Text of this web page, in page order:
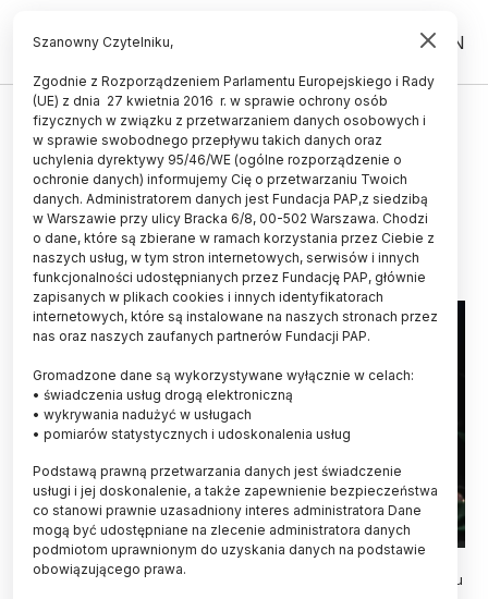
PL EN
UCZELNIE I INSTYTUCJE
Gowin: wybór uczelni badawczych
musi być transparentny
21.10.2019
aktualizacja: 21.10.2019
2 minuty czytania
Wicepremier, minister nauki i szkolnictwa wyższego Jarosław
Gowin (C) przemawia podczas uroczystego posiedzenia Senatu
Szanowny Czytelniku,
Zgodnie z Rozporządzeniem Parlamentu Europejskiego i Rady
(UE) z dnia 27 kwietnia 2016 r. w sprawie ochrony osób
fizycznych w związku z przetwarzaniem danych osobowych i
w sprawie swobodnego przepływu takich danych oraz
uchylenia dyrektywy 95/46/WE (ogólne rozporządzenie o
ochronie danych) informujemy Cię o przetwarzaniu Twoich
danych. Administratorem danych jest Fundacja PAP,z siedzibą
w Warszawie przy ulicy Bracka 6/8, 00-502 Warszawa. Chodzi
o dane, które są zbierane w ramach korzystania przez Ciebie z
naszych usług, w tym stron internetowych, serwisów i innych
funkcjonalności udostępnianych przez Fundację PAP, głównie
zapisanych w plikach cookies i innych identyfikatorach
internetowych, które są instalowane na naszych stronach przez
nas oraz naszych zaufanych partnerów Fundacji PAP.
Gromadzone dane są wykorzystywane wyłącznie w celach:
• świadczenia usług drogą elektroniczną
• wykrywania nadużyć w usługach
• pomiarów statystycznych i udoskonalenia usług
Podstawą prawną przetwarzania danych jest świadczenie
usługi i jej doskonalenie, a także zapewnienie bezpieczeństwa
co stanowi prawnie uzasadniony interes administratora Dane
mogą być udostępniane na zlecenie administratora danych
podmiotom uprawnionym do uzyskania danych na podstawie
obowiązującego prawa.